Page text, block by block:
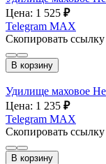
Цена: 1 525 ₽
Telegram MAX
Скопировать ссылку
В корзину
Удилище маховое
Цена: 1 235 ₽
Telegram MAX
Скопировать ссылку
В корзину